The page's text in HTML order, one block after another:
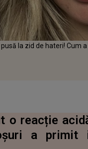
pusă la zid de hateri! Cum
o reacție
a